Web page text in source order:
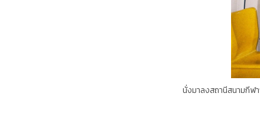
นั่งมาลงสถานีสนามกีฬา